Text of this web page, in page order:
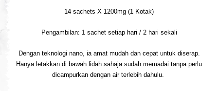
14 sachets X 1200mg (1 Kotak)
Pengambilan: 1 sachet setiap hari / 2 hari sekali
Dengan teknologi nano, ia amat mudah dan cepat untuk diserap.
Hanya letakkan di bawah lidah sahaja sudah memadai tanpa perlu
dicampurkan dengan air terlebih dahulu.